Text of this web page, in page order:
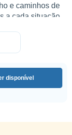
e caminhos de
a cada situação.
com mais
a
disponível